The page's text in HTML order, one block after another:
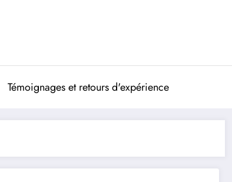
Témoignages et retours d'expérience